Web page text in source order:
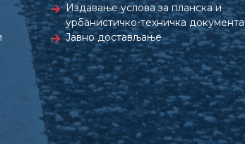
Издавање услова за планска и
урбанистичко-техничка документа
Јавно достављање